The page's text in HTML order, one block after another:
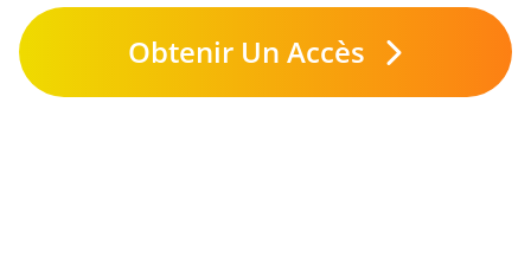
Obtenir Un Accès